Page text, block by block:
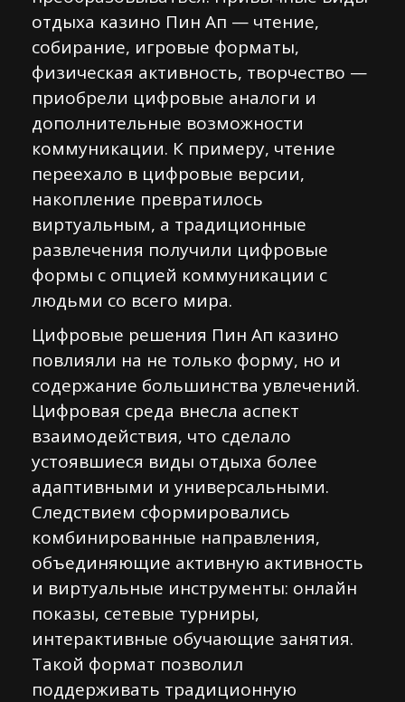
отдыха казино Пин Ап — чтение,
собирание, игровые форматы,
физическая активность, творчество —
приобрели цифровые аналоги и
дополнительные возможности
коммуникации. К примеру, чтение
переехало в цифровые версии,
накопление превратилось
виртуальным, а традиционные
развлечения получили цифровые
формы с опцией коммуникации с
людьми со всего мира.
Цифровые решения Пин Ап казино
повлияли на не только форму, но и
содержание большинства увлечений.
Цифровая среда внесла аспект
взаимодействия, что сделало
устоявшиеся виды отдыха более
адаптивными и универсальными.
Следствием сформировались
комбинированные направления,
объединяющие активную активность
и виртуальные инструменты: онлайн
показы, сетевые турниры,
интерактивные обучающие занятия.
Такой формат позволил
поддерживать традиционную